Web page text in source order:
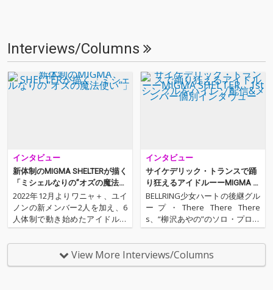
Interviews/Columns
インタビュー
新体制のMIGMA SHELTERが描く
「ミシェルなりの”オズの魔法使
い”」
2022年12月よりワニャ＋、ユイ
ノンの新メンバー2人を加え、6
人体制で動き始めたアイドル・
グループMIGMA SHELTER。そ
の最新シングル「OZ one」は、
童話「オズの魔法使い」を題材
にしたものだという。今回OTO
インタビュー
サイケデリック・トランスで踊
り狂えるアイドルーーMIGMA S
HELTER、1stシングルをハイレ
ゾ配信&メンバー個別インタヴ
ュー
BELLRING少女ハートの後継グル
ープ・There There There
s、“柳沢あやの”のソロ・プロジ
ェクト・CLOCK & BOTANなど、
挑戦的なグループを輩出してい
る事務所AqbiRecが手がける“サ
イケデリック・トランスで踊り
View More Interviews/Columns